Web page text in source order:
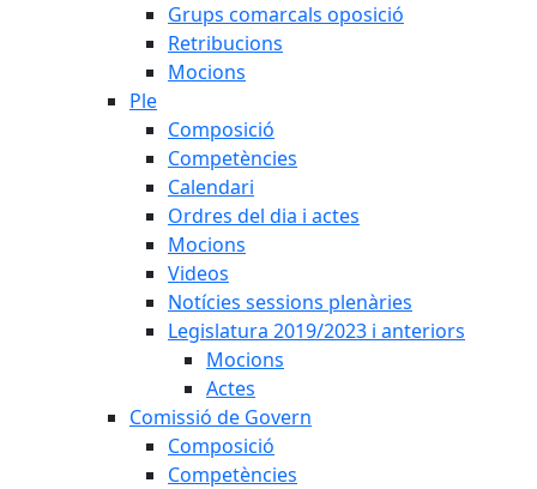
Grups comarcals oposició
Retribucions
Mocions
Ple
Composició
Competències
Calendari
Ordres del dia i actes
Mocions
Videos
Notícies sessions plenàries
Legislatura 2019/2023 i anteriors
Mocions
Actes
Comissió de Govern
Composició
Competències